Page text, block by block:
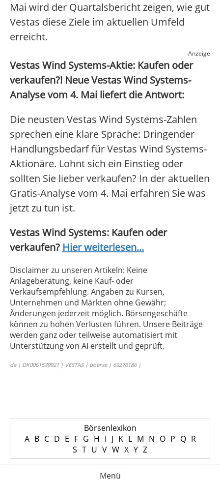
Mai wird der Quartalsbericht zeigen, wie gut
Vestas diese Ziele im aktuellen Umfeld
erreicht.
Anzeige
Vestas Wind Systems-Aktie: Kaufen oder
verkaufen?! Neue Vestas Wind Systems-
Analyse vom 4. Mai liefert die Antwort:
Die neusten Vestas Wind Systems-Zahlen
sprechen eine klare Sprache: Dringender
Handlungsbedarf für Vestas Wind Systems-
Aktionäre. Lohnt sich ein Einstieg oder
sollten Sie lieber verkaufen? In der aktuellen
Gratis-Analyse vom 4. Mai erfahren Sie was
jetzt zu tun ist.
Vestas Wind Systems: Kaufen oder
verkaufen? Hier weiterlesen...
Disclaimer zu unseren Artikeln: Keine
Anlageberatung, keine Kauf- oder
Verkaufsempfehlung. Angaben zu Kursen,
Unternehmen und Märkten ohne Gewähr;
Änderungen jederzeit möglich. Börsengeschäfte
können zu hohen Verlusten führen. Unsere Beiträge
werden ganz oder teilweise automatisiert mit
Unterstützung von AI erstellt und geprüft.
de | DK0061539921 | VESTAS | boerse | 69276186 |
Börsenlexikon
A B C D E F G H I J K L M N O P Q R
S T U V W X Y Z
Menü